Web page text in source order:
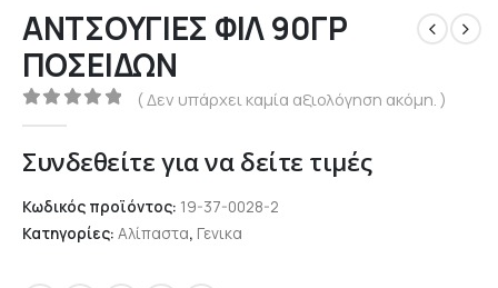
ΑΝΤΣΟΥΓΙΕΣ ΦΙΛ 90ΓΡ
ΠΟΣΕΙΔΩΝ
0out of 5
( Δεν υπάρχει καμία αξιολόγηση ακόμη. )
Συνδεθείτε για να δείτε τιμές
Κωδικός προϊόντος: 19-37-0028-2
Κατηγορίες: Αλίπαστα, Γενικα